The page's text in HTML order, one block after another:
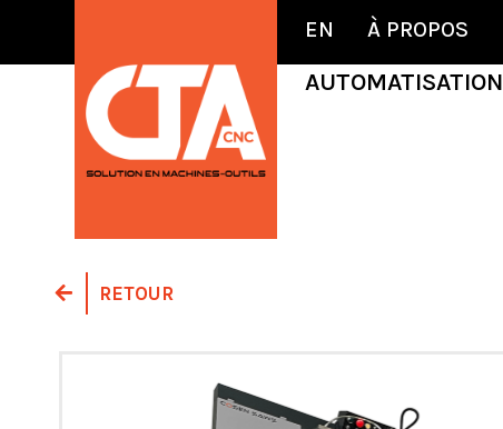
EN À PROPOS
AUTOMATISATION
RETOUR